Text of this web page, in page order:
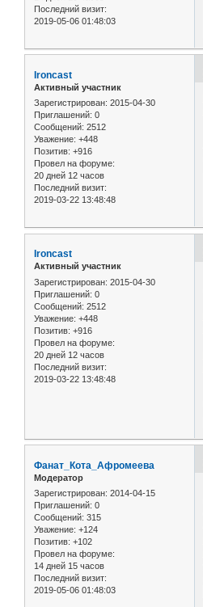
Последний визит:
2019-05-06 01:48:03
Ironcast
Активный участник
Зарегистрирован: 2015-04-30
Приглашений: 0
Сообщений: 2512
Уважение: +448
Позитив: +916
Провел на форуме:
20 дней 12 часов
Последний визит:
2019-03-22 13:48:48
Ironcast
Активный участник
Зарегистрирован: 2015-04-30
Приглашений: 0
Сообщений: 2512
Уважение: +448
Позитив: +916
Провел на форуме:
20 дней 12 часов
Последний визит:
2019-03-22 13:48:48
Фанат_Кота_Афромеева
Модератор
Зарегистрирован: 2014-04-15
Приглашений: 0
Сообщений: 315
Уважение: +124
Позитив: +102
Провел на форуме:
14 дней 15 часов
Последний визит:
2019-05-06 01:48:03